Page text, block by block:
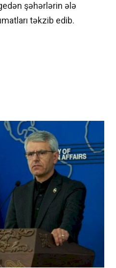
şəhərlərin ələ
təkzib edib.